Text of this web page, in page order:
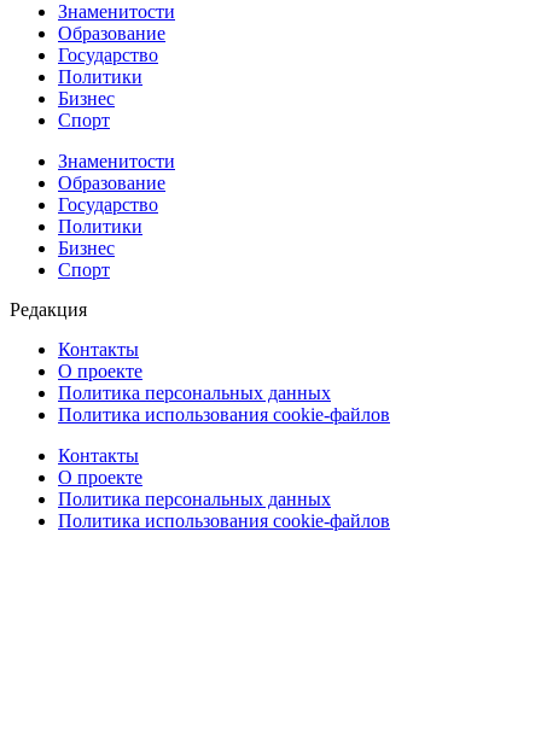
Знаменитости
Образование
Государство
Политики
Бизнес
Спорт
Знаменитости
Образование
Государство
Политики
Бизнес
Спорт
Редакция
Контакты
О проекте
Политика персональных данных
Политика использования cookie-файлов
Контакты
О проекте
Политика персональных данных
Политика использования cookie-файлов